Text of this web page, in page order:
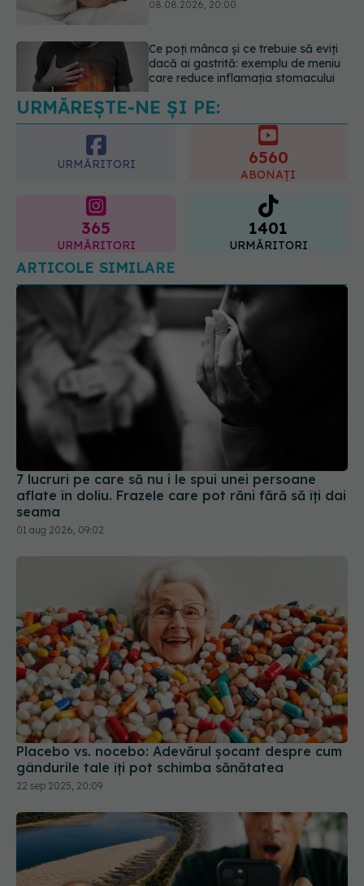
Secretul ciocolatei perfecte a fost
descoperit. Nu se află în rețetă
URMĂREȘTE-NE ȘI PE:
URMĂRITORI
ABONAȚI
URMĂRITORI
1401
URMĂRITORI
ARTICOLE SIMILARE
7 lucruri pe care să nu i le spui unei persoane
aflate în doliu. Frazele care pot răni fără să îți dai
seama
01 aug 2026, 09:02
Placebo vs. nocebo: Adevărul șocant despre cum
gândurile tale îți pot schimba sănătatea
22 sep 2025, 20:09